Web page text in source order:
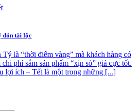
đón tài lộc
là “thời điểm vàng” mà khách hàng có
phí sắm sản phẩm “xịn sò” giá cực tốt.
lợi ích – Tết là một trong những [...]